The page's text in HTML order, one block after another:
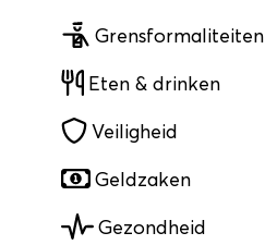
Grensformaliteiten
Eten & drinken
Veiligheid
Geldzaken
Gezondheid